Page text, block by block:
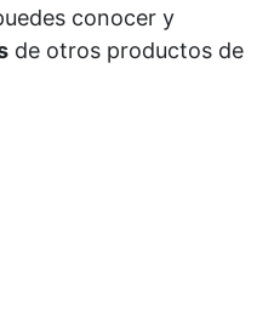
conocer y
de otros productos de